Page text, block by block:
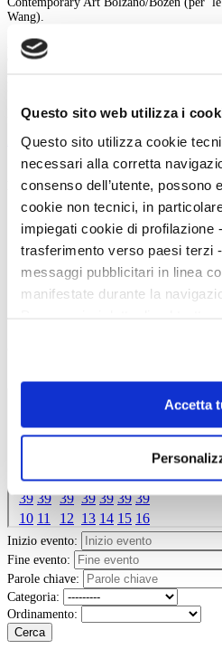
Questo sito web utilizza i
Questo sito utilizza cookie
necessari alla corretta
consenso dell’utente, possono
cookie non tecnici, in
impiegati cookie di profilazione
trasferimento verso paesi terzi
messaggi pubblicitari in linea
manifestate durante la
scelte privacy sui cookie, ti
dell’informativa cookie.
Chiudendo il banner tramite la
navigazione senza alcuna
il tuo consenso alla
Accetta
Wang).
Al fine di celebrare i dieci anni della
direttrice Doris Ghetta, sarà infine
Marta Santacatterina
indietro
Menu Art e Dossier
Eventi
Mostre
In galleria
Cataloghi e libri
Scegli la data e imposta i filtri per
Inizio evento:
Fine evento:
Parole chiave:
Categoria:
Ordinamento:
Cerca